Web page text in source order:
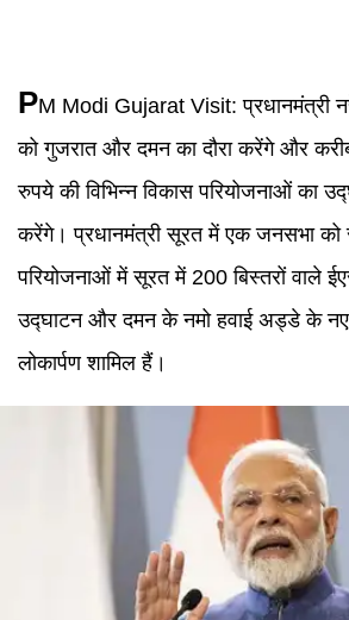
PM Modi Gujarat Visit: प्रधानमंत्री
को गुजरात और दमन का दौरा करेंगे और
रुपये की विभिन्न विकास परियोजनाओं का
करेंगे। प्रधानमंत्री सूरत में एक जनसभा को
परियोजनाओं में सूरत में 200 बिस्तरों वाले
उद्घाटन और दमन के नमो हवाई अड्डे के नए
लोकार्पण शामिल हैं।